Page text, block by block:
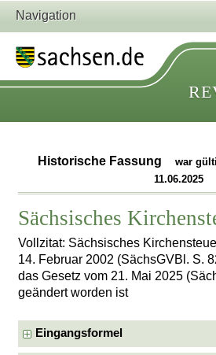
Navigation
Historische Fassung
war
11.06.2025
Sächsisches
Vollzitat: Sächsisches
14. Februar 2002 (SächsGVBl. S.
das Gesetz vom 21. Mai 2025
geändert worden ist
Eingangsformel